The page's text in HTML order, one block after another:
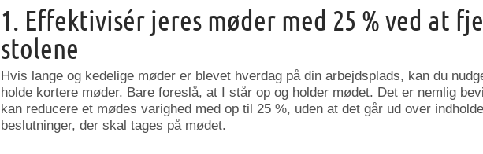
1. Effektivisér jeres møder med 25 % ved at
stolene
Hvis lange og kedelige møder er blevet hverdag på din arbejdsplads, kan du
holde kortere møder. Bare foreslå, at I står op og holder mødet. Det er nemlig
kan reducere et mødes varighed med op til 25 %, uden at det går ud over
beslutninger, der skal tages på mødet.